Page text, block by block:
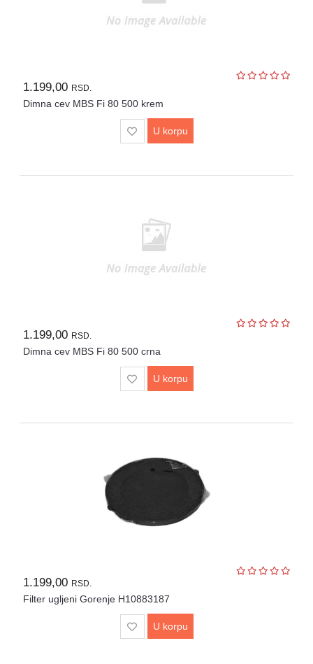
1.199,00 RSD.
Dimna cev MBS Fi 80 500 krem
U korpu
1.199,00 RSD.
Dimna cev MBS Fi 80 500 crna
U korpu
1.199,00 RSD.
Filter ugljeni Gorenje H10883187
U korpu